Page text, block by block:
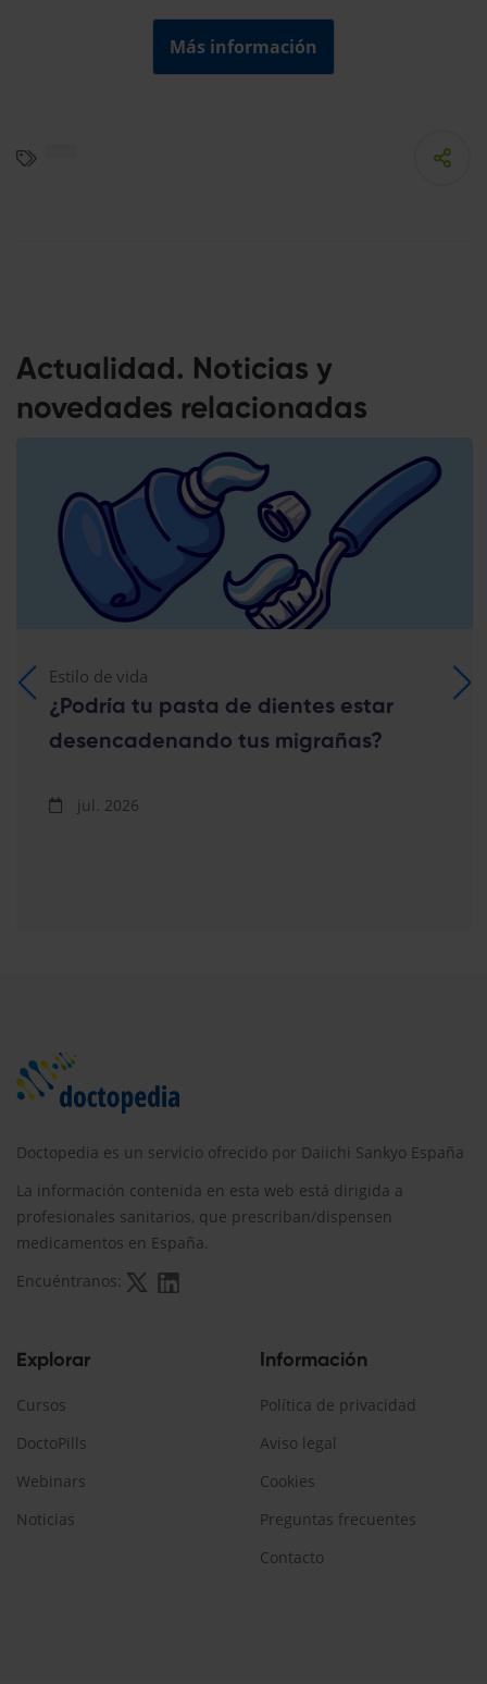
Más información
Actualidad. Noticias y
novedades relacionadas
Estilo de vida
¿Podría tu pasta de dientes estar
desencadenando tus migrañas?
jul. 2026
Doctopedia es un servicio ofrecido por Daiichi Sankyo España
La información contenida en esta web está dirigida a
profesionales sanitarios, que prescriban/dispensen
medicamentos en España.
Encuéntranos:
Explorar
Cursos
DoctoPills
Webinars
Noticias
Información
Política de privacidad
Aviso legal
Cookies
Preguntas frecuentes
Contacto